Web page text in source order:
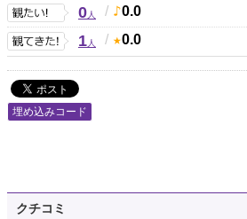
0人 / 0.0
1人 / 0.0
埋め込みコード
クチコミ